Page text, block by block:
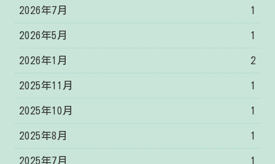
2026年7月 1
2026年5月 1
2026年1月 2
2025年11月 1
2025年10月 1
2025年8月 1
2025年7月 1